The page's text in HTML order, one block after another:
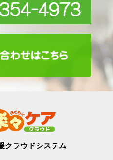
クラウドシステム